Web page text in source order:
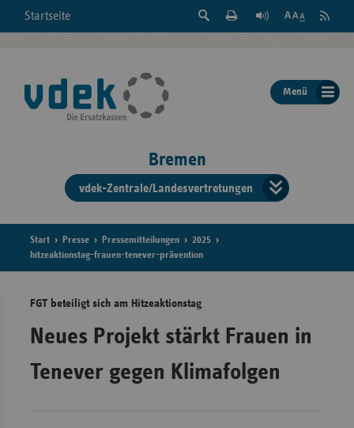
Startseite
Suche
der
Seite
Feed
Menü
Bremen
vdek-Zentrale/Landesvertretungen
der
Start Presse Pressemitteilungen
2025
hitzeaktionstag-frauen-tenever-prävention
FGT beteiligt sich am Hitzeaktionstag
Neues Projekt stärkt Frauen in
Tenever gegen Klimafolgen